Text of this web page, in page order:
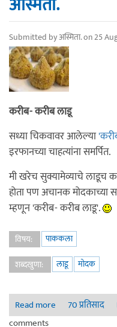
Submitted byअस्मिता.on 25
करीब- करीब लाडू
सध्या चिकवावर आलेल्या
इरफानच्या चाहत्यांना समर्पित.
मी खरेच सुक्यामेव्याचे लाडूच
होता पण अचानक मोदकाच्या
म्हणून 'करीब- करीब लाडू'.
विषय:
पाककला
शब्दखुणा:
लाडू मोदक
Read more about पाककृती
70 प्रतिसाद
comments